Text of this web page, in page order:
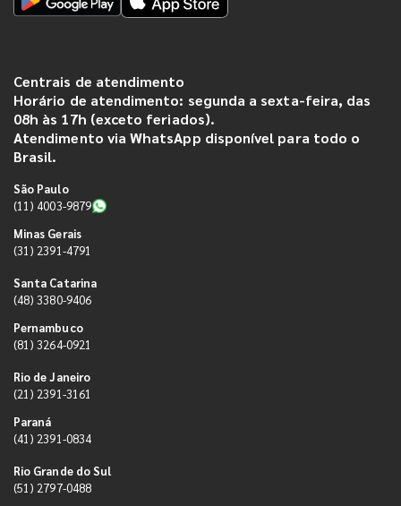
Centrais de atendimento
Horário de atendimento: segunda a sexta-feira, das
08h às 17h (exceto feriados).
Atendimento via WhatsApp disponível para todo o
Brasil.
São Paulo
(11) 4003-9879
Minas Gerais
(31) 2391-4791
Santa Catarina
(48) 3380-9406
Pernambuco
(81) 3264-0921
Rio de Janeiro
(21) 2391-3161
Paraná
(41) 2391-0834
Rio Grande do Sul
(51) 2797-0488